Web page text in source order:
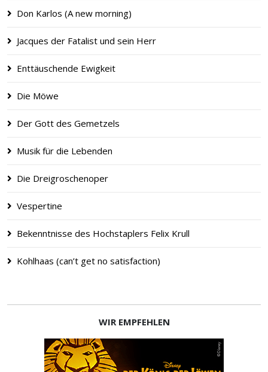
Don Karlos (A new morning)
Jacques der Fatalist und sein Herr
Enttäuschende Ewigkeit
Die Möwe
Der Gott des Gemetzels
Musik für die Lebenden
Die Dreigroschenoper
Vespertine
Bekenntnisse des Hochstaplers Felix Krull
Kohlhaas (can’t get no satisfaction)
WIR EMPFEHLEN